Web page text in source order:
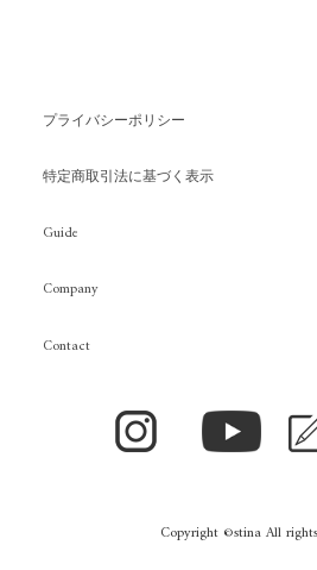
プライバシーポリシー
特定商取引法に基づく表示
Guide
Company
Contact
Copyright ©stina All